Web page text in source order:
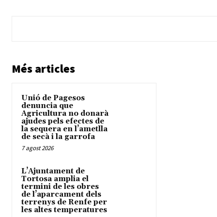
Més articles
Unió de Pagesos
denuncia que
Agricultura no donarà
ajudes pels efectes de
la sequera en l’ametlla
de secà i la garrofa
7 agost 2026
L’Ajuntament de
Tortosa amplia el
termini de les obres
de l’aparcament dels
terrenys de Renfe per
les altes temperatures